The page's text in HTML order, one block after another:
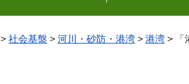
> 社会基盤 > 河川・砂防・港湾 > 港湾 > 「